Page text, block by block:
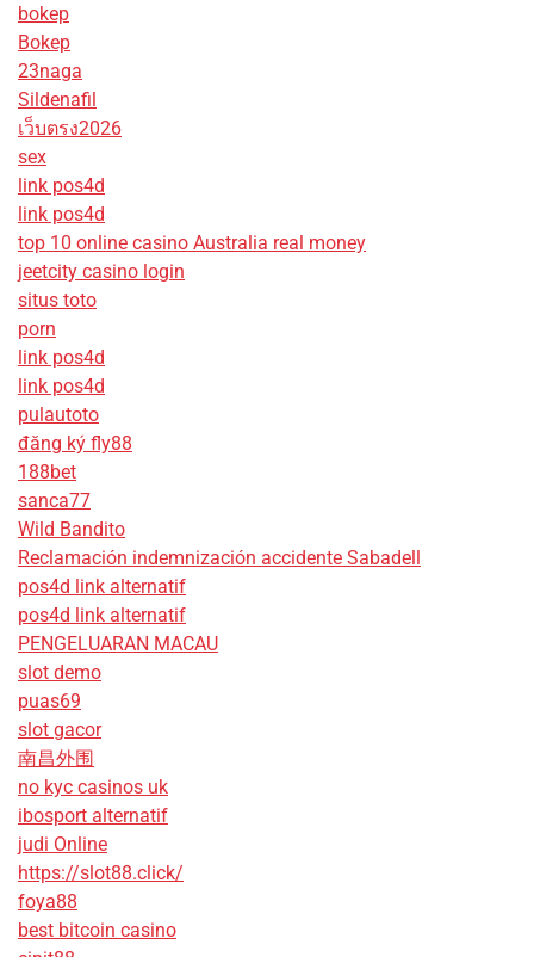
bokep
Bokep
23naga
Sildenafil
เว็บตรง2026
sex
link pos4d
link pos4d
top 10 online casino Australia real money
jeetcity casino login
situs toto
porn
link pos4d
link pos4d
pulautoto
đăng ký fly88
188bet
sanca77
Wild Bandito
Reclamación indemnización accidente Sabadell
pos4d link alternatif
pos4d link alternatif
PENGELUARAN MACAU
slot demo
puas69
slot gacor
南昌外围
no kyc casinos uk
ibosport alternatif
judi Online
https://slot88.click/
foya88
best bitcoin casino